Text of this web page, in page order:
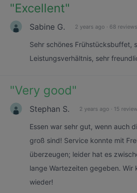
"Excellent"
Sabine G. 2 years ago · 68 reviews
Sehr schönes Frühstücksbuffet,
Leistungsverhältnis, sehr
"Very good"
Stephan S. 2 years ago · 15
Essen war sehr gut, wenn auch
groß sind! Service konnte mit
überzeugen; leider hat es
lange Wartezeiten gegeben. Wir
wieder!